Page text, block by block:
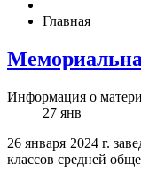
Главная
Информация о
27 янв
26 января 2024 г.
классов средней